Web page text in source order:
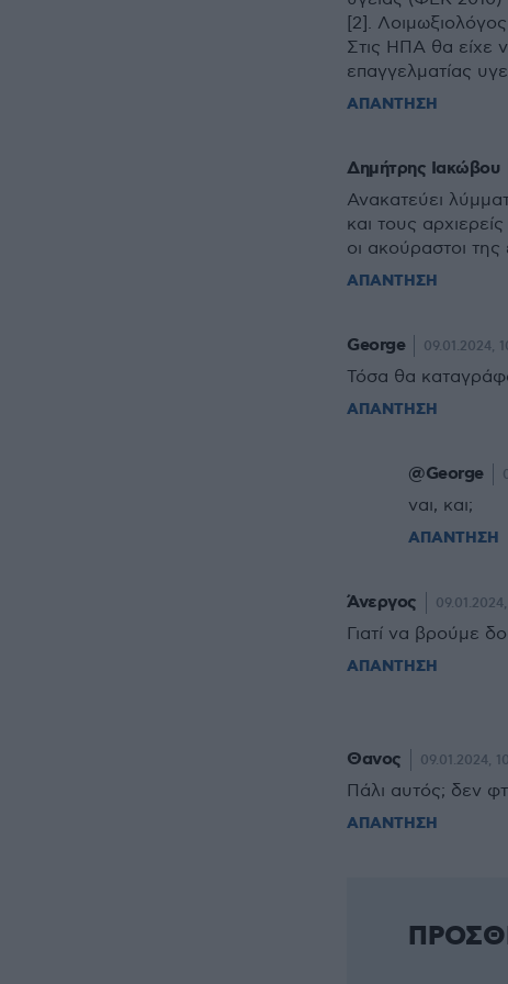
[2].
Στις ΗΠΑ θα είχε
επαγγελματίας
ΑΠΑΝΤΗΣΗ
Δημήτρης Ιακώβου
Ανακατεύει
και τους
οι ακούραστοι
ΑΠΑΝΤΗΣΗ
George 09.01.2024,
Τόσα θα
ΑΠΑΝΤΗΣΗ
@George
ναι, και;
ΑΠΑΝΤΗΣΗ
Άνεργος
Γιατί να βρούμε
ΑΠΑΝΤΗΣΗ
Θανος 09.01.2024,
Πάλι αυτός; δεν
ΑΠΑΝΤΗΣΗ